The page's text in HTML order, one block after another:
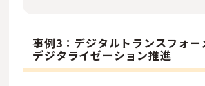
事例3：デジタルトランスフォー
デジタライゼーション推進